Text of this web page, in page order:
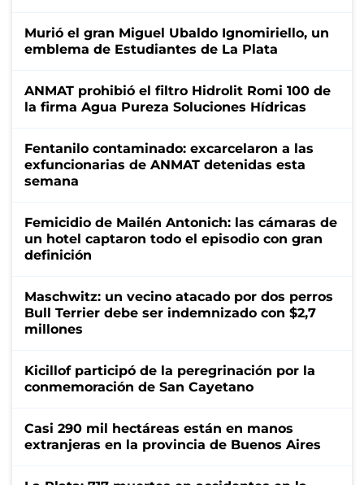
Murió el gran Miguel Ubaldo Ignomiriello, un
emblema de Estudiantes de La Plata
ANMAT prohibió el filtro Hidrolit Romi 100 de
la firma Agua Pureza Soluciones Hídricas
Fentanilo contaminado: excarcelaron a las
exfuncionarias de ANMAT detenidas esta
semana
Femicidio de Mailén Antonich: las cámaras de
un hotel captaron todo el episodio con gran
definición
Maschwitz: un vecino atacado por dos perros
Bull Terrier debe ser indemnizado con $2,7
millones
Kicillof participó de la peregrinación por la
conmemoración de San Cayetano
Casi 290 mil hectáreas están en manos
extranjeras en la provincia de Buenos Aires